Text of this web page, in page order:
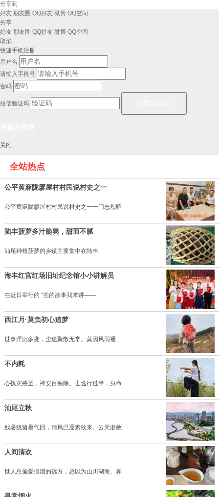
分享到
好友 朋友圈 QQ好友 微博 QQ空间
分享
好友 朋友圈 QQ好友 微博 QQ空间
取消
快速手机注册
用户名
请输入手机号
密码
短信验证码
关闭
全站热点
公平黄麻陇廖屋村村民说村史之一
公平黄麻陇廖屋村村民说村史之一一门忠烈昭
陆丰菠萝多汁脆爽，甜而不腻
汕尾种植菠萝的乡镇主要集中在陆丰
海丰红宫红场旧址纪念馆小小讲解员
在近日举行的 “党的故事我来讲——
西江月·莫负初心追梦
世事浮沉多变，尘途聚散无常。莫因风雨褪
不内耗
心扰灾殃至，神安百疾除。世途行过半，身命
汕尾立秋
残暑犹留暑气回，清风已逐素秋来。云天渐敛
人间清欢
世人总偏爱假期的远方，总以为山川湖海、奔